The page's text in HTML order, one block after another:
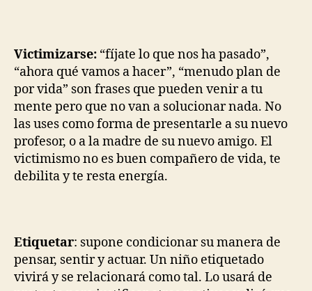
Victimizarse: “fíjate lo que nos ha pasado”,
“ahora qué vamos a hacer”, “menudo plan de
por vida” son frases que pueden venir a tu
mente pero que no van a solucionar nada. No
las uses como forma de presentarle a su nuevo
profesor, o a la madre de su nuevo amigo. El
victimismo no es buen compañero de vida, te
debilita y te resta energía.
Etiquetar: supone condicionar su manera de
pensar, sentir y actuar. Un niño etiquetado
vivirá y se relacionará como tal. Lo usará de